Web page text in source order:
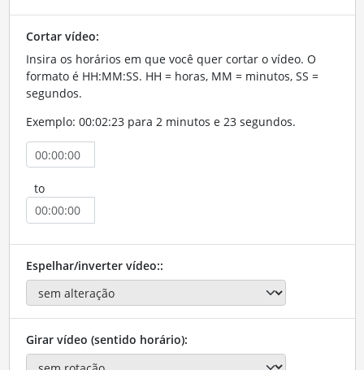
Cortar vídeo:
Insira os horários em que você quer cortar o vídeo. O
formato é HH:MM:SS. HH = horas, MM = minutos, SS =
segundos.
Exemplo: 00:02:23 para 2 minutos e 23 segundos.
to
Espelhar/inverter vídeo::
Girar vídeo (sentido horário):